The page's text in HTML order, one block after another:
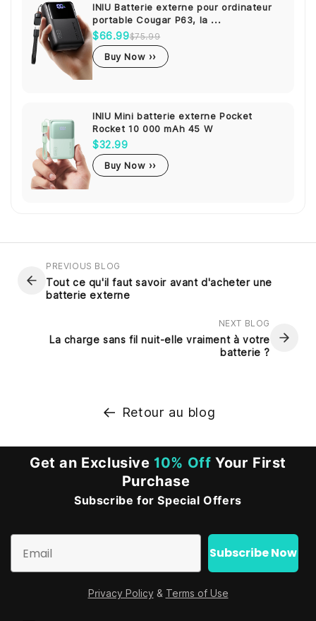
INIU Batterie externe pour ordinateur
portable Cougar P63, la ...
$66.99$75.99
Buy Now ››
INIU Mini batterie externe Pocket
Rocket 10 000 mAh 45 W
$32.99
Buy Now ››
PREVIOUS BLOG
Tout ce qu'il faut savoir avant d'acheter une
batterie externe
NEXT BLOG
La charge sans fil nuit-elle vraiment à votre
batterie ?
Retour au blog
Get an Exclusive 10% Off Your First
Purchase
Subscribe for Special Offers
Subscribe Now
Privacy Policy & Terms of Use